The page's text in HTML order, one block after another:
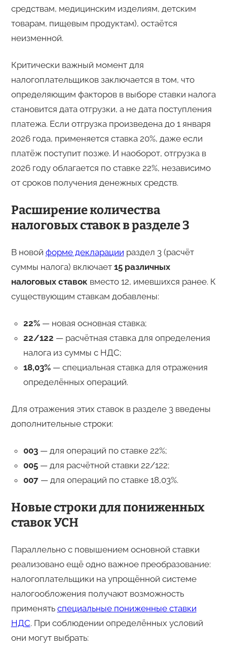
средствам, медицинским изделиям, детским
товарам, пищевым продуктам), остаётся
неизменной.
Критически важный момент для
налогоплательщиков заключается в том, что
определяющим факторов в выборе ставки налога
становится дата отгрузки, а не дата поступления
платежа. Если отгрузка произведена до 1 января
2026 года, применяется ставка 20%, даже если
платёж поступит позже. И наоборот, отгрузка в
2026 году облагается по ставке 22%, независимо
от сроков получения денежных средств.
Расширение количества
налоговых ставок в разделе 3
В новой форме декларации раздел 3 (расчёт
суммы налога) включает 15 различных
налоговых ставок вместо 12, имевшихся ранее. К
существующим ставкам добавлены:
22%— новая основная ставка;
22/122 — расчётная ставка для определения
налога из суммы с НДС;
18,03%— специальная ставка для отражения
определённых операций.
Для отражения этих ставок в разделе 3 введены
дополнительные строки:
003— для операций по ставке 22%;
005— для расчётной ставки 22/122;
007— для операций по ставке 18,03%.
Новые строки для пониженных
ставок УСН
Параллельно с повышением основной ставки
реализовано ещё одно важное преобразование:
налогоплательщики на упрощённой системе
налогообложения получают возможность
применять специальные пониженные ставки
НДС. При соблюдении определённых условий
они могут выбрать: